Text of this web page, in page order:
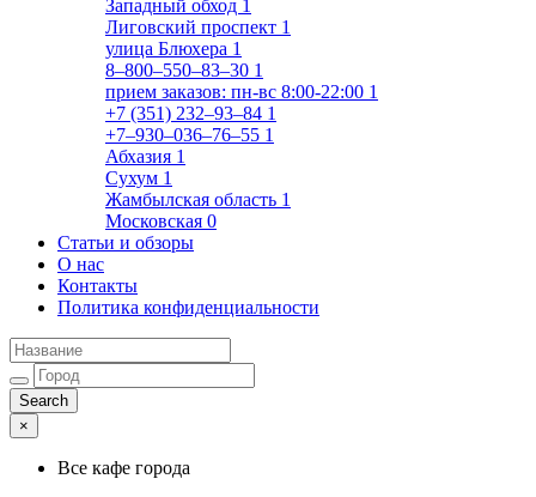
Западный обход 1
Лиговский проспект 1
улица Блюхера 1
8‒800‒550‒83‒30 1
прием заказов: пн-вс 8:00-22:00 1
+7 (351) 232‒93‒84 1
+7‒930‒036‒76‒55 1
Абхазия 1
Сухум 1
Жамбылская область 1
Московская 0
Статьи и обзоры
О нас
Контакты
Политика конфиденциальности
×
Все кафе города